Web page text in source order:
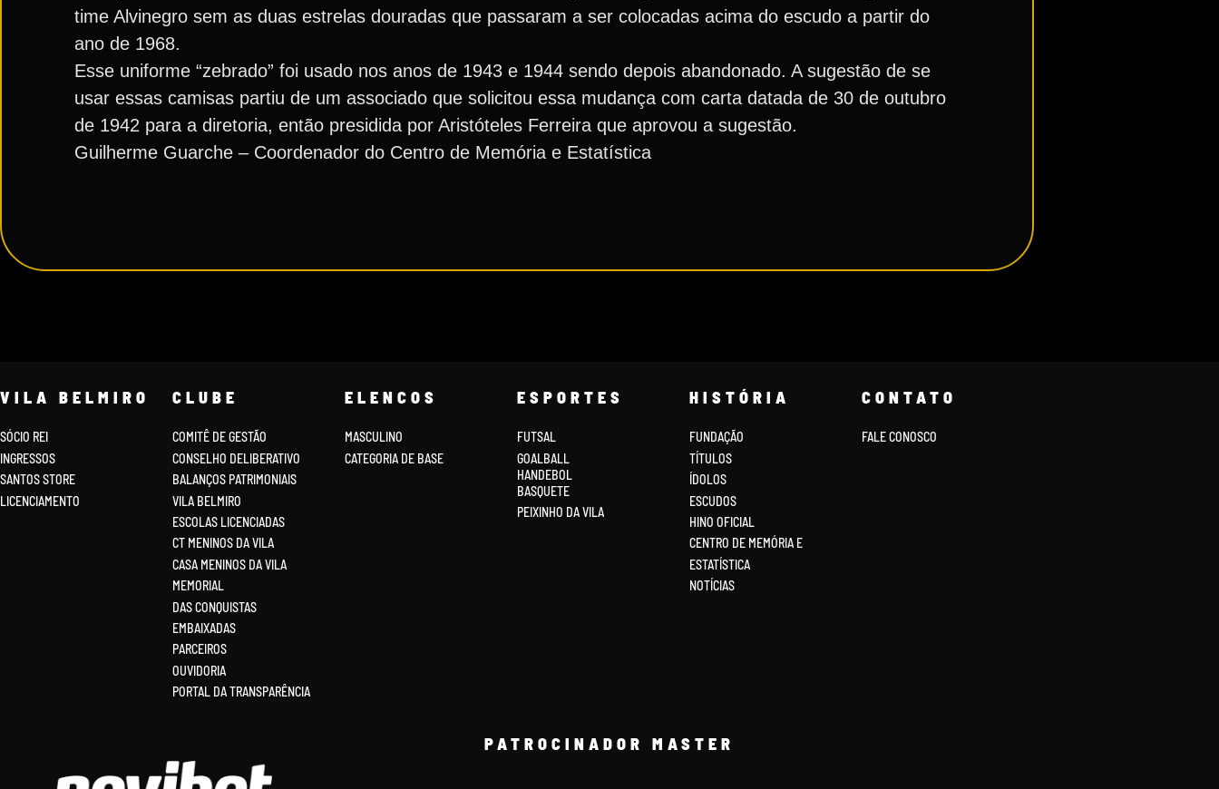
time Alvinegro sem as duas estrelas douradas que passaram a ser colocadas acima do escudo a partir do
ano de 1968.
Esse uniforme “zebrado” foi usado nos anos de 1943 e 1944 sendo depois abandonado. A sugestão de se
usar essas camisas partiu de um associado que solicitou essa mudança com carta datada de 30 de outubro
de 1942 para a diretoria, então presidida por Aristóteles Ferreira que aprovou a sugestão.
Guilherme Guarche – Coordenador do Centro de Memória e Estatística
VILA BELMIRO
SÓCIO REI
INGRESSOS
SANTOS STORE
LICENCIAMENTO
CLUBE
COMITÊ DE GESTÃO
CONSELHO DELIBERATIVO
BALANÇOS PATRIMONIAIS
VILA BELMIRO
ESCOLAS LICENCIADAS
CT MENINOS DA VILA
CASA MENINOS DA VILA
MEMORIAL
DAS CONQUISTAS
EMBAIXADAS
PARCEIROS
OUVIDORIA
PORTAL DA TRANSPARÊNCIA
ELENCOS
MASCULINO
CATEGORIA DE BASE
ESPORTES
FUTSAL
GOALBALL
HANDEBOL
BASQUETE
PEIXINHO DA VILA
HISTÓRIA
FUNDAÇÃO
TÍTULOS
ÍDOLOS
ESCUDOS
HINO OFICIAL
CENTRO DE MEMÓRIA E
ESTATÍSTICA
NOTÍCIAS
CONTATO
FALE CONOSCO
PATROCINADOR MASTER